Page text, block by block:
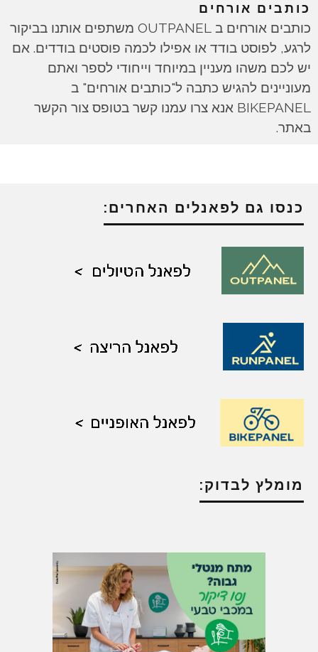
כותבים אורחים
כותבים אורחים ב OUTPANEL משתפים אותנו בביקור
לרגע, לפוסט בודד או אפילו לכמה פוסטים בודדים. אם
יש לכם משהו מעניין במיוחד וייחודי לספר ואתם
מעוניינים להגיש כתבה ל"כותבים אורחים" ב
BIKEPANEL אנא צרו עמנו קשר בטופס צור הקשר
באתר.
כנסו גם לפאנלים האחרים:
מומלץ לבדוק: